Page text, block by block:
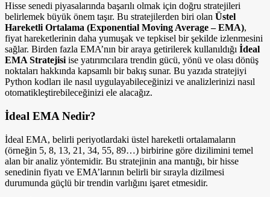
Hisse senedi piyasalarında başarılı olmak için doğru stratejileri
belirlemek büyük önem taşır. Bu stratejilerden biri olan Üstel
Hareketli Ortalama (Exponential Moving Average – EMA),
fiyat hareketlerinin daha yumuşak ve tepkisel bir şekilde izlenmesini
sağlar. Birden fazla EMA’nın bir araya getirilerek kullanıldığı İdeal
EMA Stratejisiise yatırımcılara trendin gücü, yönü ve olası dönüş
noktaları hakkında kapsamlı bir bakış sunar. Bu yazıda stratejiyi
Python kodları ile nasıl uygulayabileceğinizi ve analizlerinizi nasıl
otomatikleştirebileceğinizi ele alacağız.
İdeal EMA Nedir?
İdeal EMA, belirli periyotlardaki üstel hareketli ortalamaların
(örneğin 5, 8, 13, 21, 34, 55, 89…) birbirine göre dizilimini temel
alan bir analiz yöntemidir. Bu stratejinin ana mantığı, bir hisse
senedinin fiyatı ve EMA’larının belirli bir sırayla dizilmesi
durumunda güçlü bir trendin varlığını işaret etmesidir.